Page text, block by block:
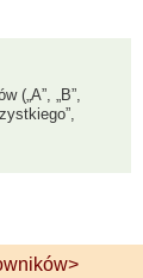
(„A”, „B”,